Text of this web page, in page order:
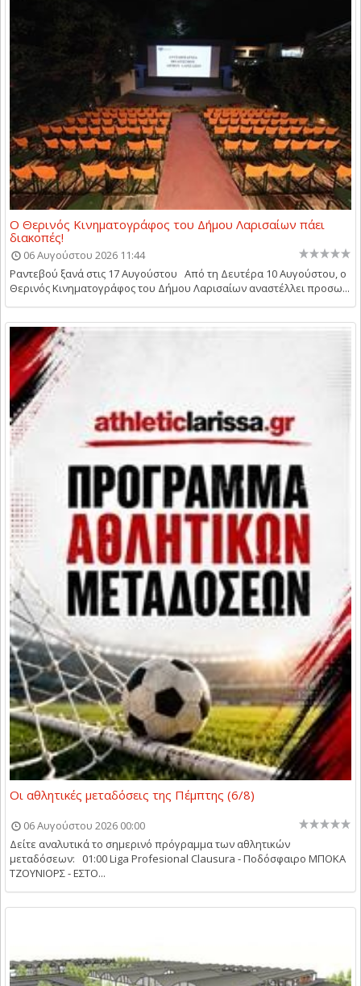
Ο Θερινός Κινηματογράφος του Δήμου Λαρισαίων πάει
διακοπές!
06 Αυγούστου 2026 11:44
Ραντεβού ξανά στις 17 Αυγούστου Από τη Δευτέρα 10 Αυγούστου, ο
Θερινός Κινηματογράφος του Δήμου Λαρισαίων αναστέλλει προσω...
Οι αθλητικές μεταδόσεις της Πέμπτης (6/8)
06 Αυγούστου 2026 00:00
Δείτε αναλυτικά το σημερινό πρόγραμμα των αθλητικών
μεταδόσεων: 01:00 Liga Profesional Clausura - Ποδόσφαιρο ΜΠΟΚΑ
ΤΖΟΥΝΙΟΡΣ - ΕΣΤΟ...